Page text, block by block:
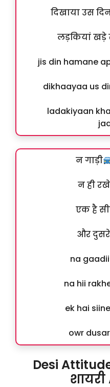
दिखाया उस
लड़कियां खड़े
jis din hamane
dikhaayaa us
ladakiyaan
न गाड़ी
न ही
एक है
और दुसरे
na gaadii
na hii
ek hai
owr
Desi